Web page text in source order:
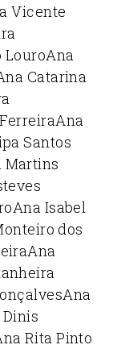
Vicente
LouroAna
Catarina
Ana
Santos
Martins
Ana Isabel
dos
Ana
Ana
Rita Pinto